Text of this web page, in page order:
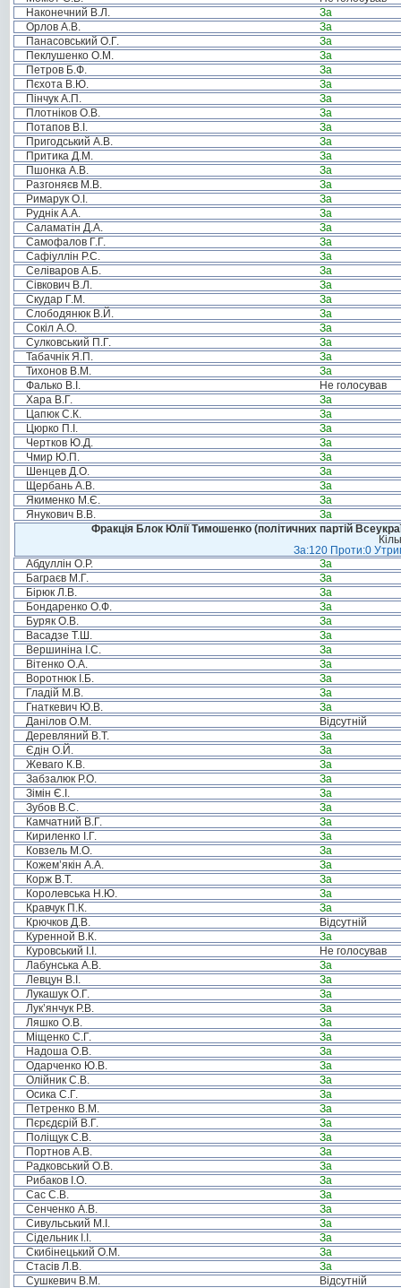
Наконечний В.Л.
За
Орлов А.В.
За
Панасовський О.Г.
За
Пеклушенко О.М.
За
Петров Б.Ф.
За
Пєхота В.Ю.
За
Пінчук А.П.
За
Плотніков О.В.
За
Потапов В.І.
За
Пригодський А.В.
За
Притика Д.М.
За
Пшонка А.В.
За
Разгоняєв М.В.
За
Римарук О.І.
За
Руднік А.А.
За
Саламатін Д.А.
За
Самофалов Г.Г.
За
Сафіуллін Р.С.
За
Селіваров А.Б.
За
Сівкович В.Л.
За
Скудар Г.М.
За
Слободянюк В.Й.
За
Сокіл А.О.
За
Сулковський П.Г.
За
Табачнік Я.П.
За
Тихонов В.М.
За
Фалько В.І.
Не голосував
Хара В.Г.
За
Цапюк С.К.
За
Цюрко П.І.
За
Чертков Ю.Д.
За
Чмир Ю.П.
За
Шенцев Д.О.
За
Щербань А.В.
За
Якименко М.Є.
За
Янукович В.В.
За
Фракція Блок Юлії Тимошенко (політичних партій
За:120 Проти:0
Абдуллін О.Р.
За
Баграєв М.Г.
За
Бірюк Л.В.
За
Бондаренко О.Ф.
За
Буряк О.В.
За
Васадзе Т.Ш.
За
Вершиніна І.С.
За
Вітенко О.А.
За
Воротнюк І.Б.
За
Гладій М.В.
За
Гнаткевич Ю.В.
За
Данілов О.М.
Відсутній
Деревляний В.Т.
За
Єдін О.Й.
За
Жеваго К.В.
За
Забзалюк Р.О.
За
Зімін Є.І.
За
Зубов В.С.
За
Камчатний В.Г.
За
Кириленко І.Г.
За
Ковзель М.О.
За
Кожем’якін А.А.
За
Корж В.Т.
За
Королевська Н.Ю.
За
Кравчук П.К.
За
Крючков Д.В.
Відсутній
Куренной В.К.
За
Куровський І.І.
Не голосував
Лабунська А.В.
За
Левцун В.І.
За
Лукашук О.Г.
За
Лук’янчук Р.В.
За
Ляшко О.В.
За
Міщенко С.Г.
За
Надоша О.В.
За
Одарченко Ю.В.
За
Олійник С.В.
За
Осика С.Г.
За
Петренко В.М.
За
Пєрєдєрій В.Г.
За
Поліщук С.В.
За
Портнов А.В.
За
Радковський О.В.
За
Рибаков І.О.
За
Сас С.В.
За
Сенченко А.В.
За
Сивульський М.І.
За
Сідельник І.І.
За
Скибінецький О.М.
За
Стасів Л.В.
За
Сушкевич В.М.
Відсутній